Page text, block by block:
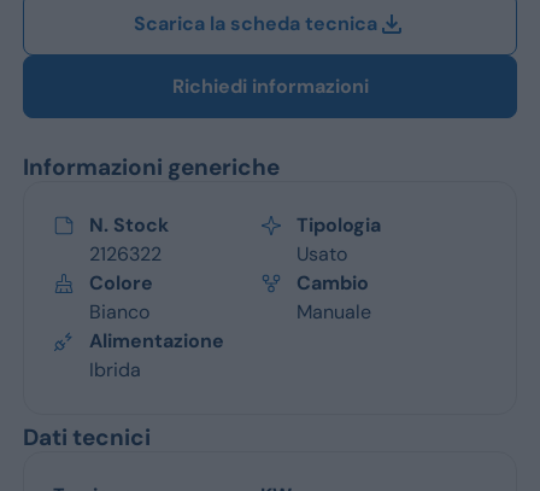
Scarica la scheda tecnica
Richiedi informazioni
Informazioni generiche
N. Stock
2126322
Tipologia
Usato
Colore
Bianco
Cambio
Manuale
Alimentazione
Ibrida
Dati tecnici